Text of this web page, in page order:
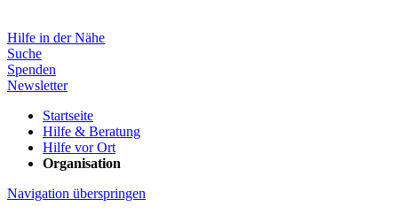
Hilfe in der Nähe
Suche
Spenden
Newsletter
Startseite
Hilfe & Beratung
Hilfe vor Ort
Organisation
Navigation überspringen